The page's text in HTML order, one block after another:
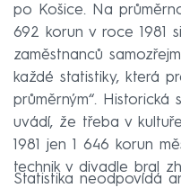
po Košice. Na
692 korun v roce 1981
zaměstnanců
každé statistiky, která
průměrným“. Historická
uvádí, že třeba v
1981 jen 1 646 korun
technik v divadle bral
Statistika neodpovídá